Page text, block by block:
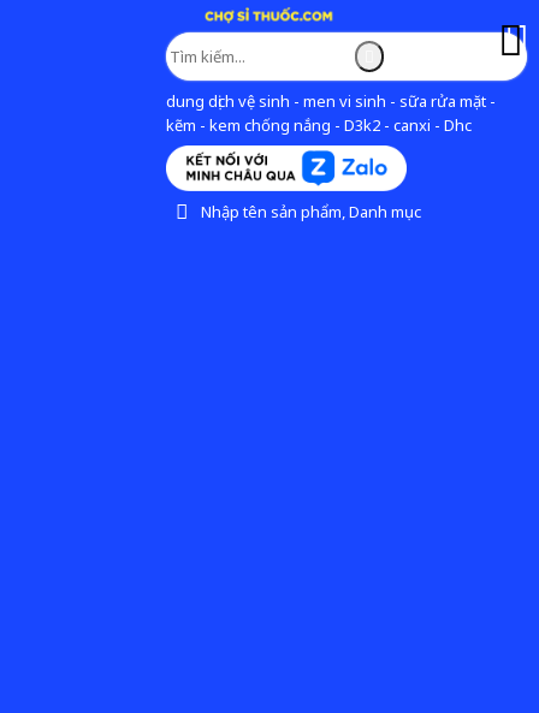
dung dịch vệ sinh - men vi sinh - sữa rửa mặt -
kẽm - kem chống nắng - D3k2 - canxi - Dhc
Nhập tên sản phẩm, Danh mục